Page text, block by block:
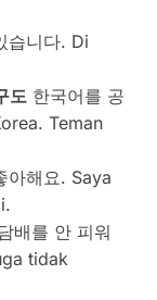
습니다. Di
도 한국어를 공
Teman
아해요. Saya
배를 안 피워
tidak